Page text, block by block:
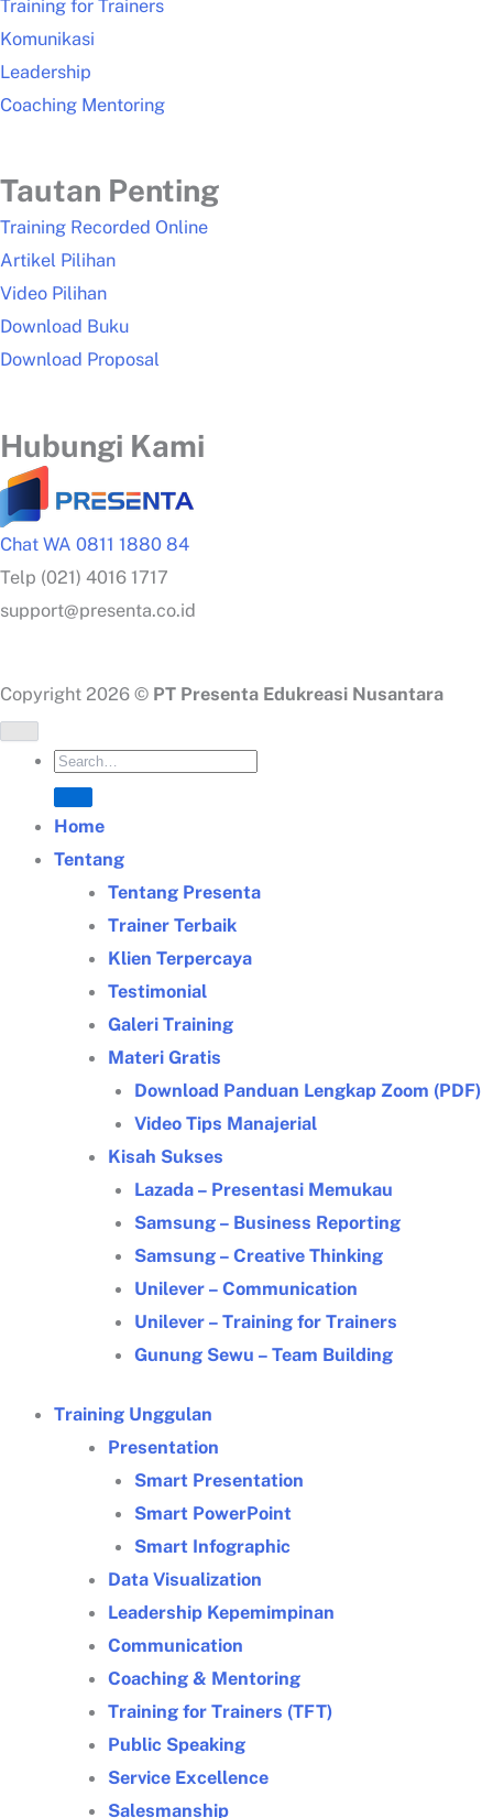
Training for Trainers
Komunikasi
Leadership
Coaching Mentoring
Tautan Penting
Training Recorded Online
Artikel Pilihan
Video Pilihan
Download Buku
Download Proposal
Hubungi Kami
Chat WA 0811 1880 84
Telp (021) 4016 1717
support@presenta.co.id
Copyright 2026 © PT Presenta Edukreasi Nusantara
Home
Tentang
Tentang Presenta
Trainer Terbaik
Klien Terpercaya
Testimonial
Galeri Training
Materi Gratis
Download Panduan Lengkap Zoom (PDF)
Video Tips Manajerial
Kisah Sukses
Lazada – Presentasi Memukau
Samsung – Business Reporting
Samsung – Creative Thinking
Unilever – Communication
Unilever – Training for Trainers
Gunung Sewu – Team Building
Training Unggulan
Presentation
Smart Presentation
Smart PowerPoint
Smart Infographic
Data Visualization
Leadership Kepemimpinan
Communication
Coaching & Mentoring
Training for Trainers (TFT)
Public Speaking
Service Excellence
Salesmanship